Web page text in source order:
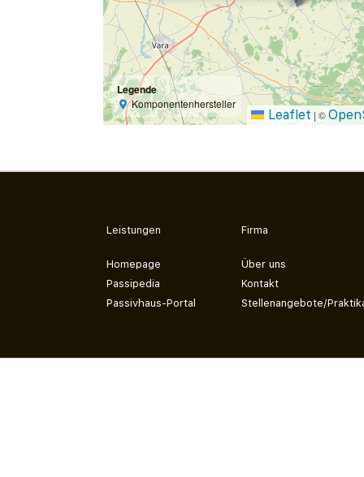
Legende
Komponentenhersteller
Leaflet | ©
Leistungen
Homepage
Passipedia
Passivhaus-Portal
Firma
Über uns
Kontakt
Stellenangebote/